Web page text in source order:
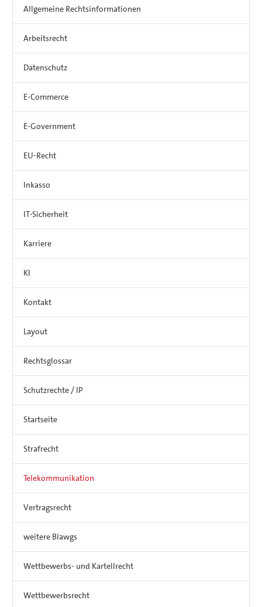
Allgemeine Rechtsinformationen
Arbeitsrecht
Datenschutz
E-Commerce
E-Government
EU-Recht
Inkasso
IT-Sicherheit
Karriere
KI
Kontakt
Layout
Rechtsglossar
Schutzrechte / IP
Startseite
Strafrecht
Telekommunikation
Vertragsrecht
weitere Blawgs
Wettbewerbs- und Kartellrecht
Wettbewerbsrecht